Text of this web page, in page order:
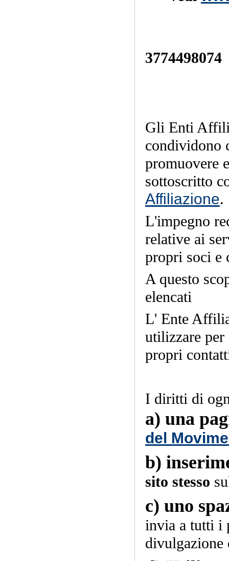
3774498074
Gli Enti
condividono
promuovere
sottoscritto
Affiliazione.
L'impegno
relative ai
propri soci e
A questo
elencati
L' Ente
utilizzare
propri
I diritti di
a) una
del
b)
sito stesso
c) uno
invia a tutti i